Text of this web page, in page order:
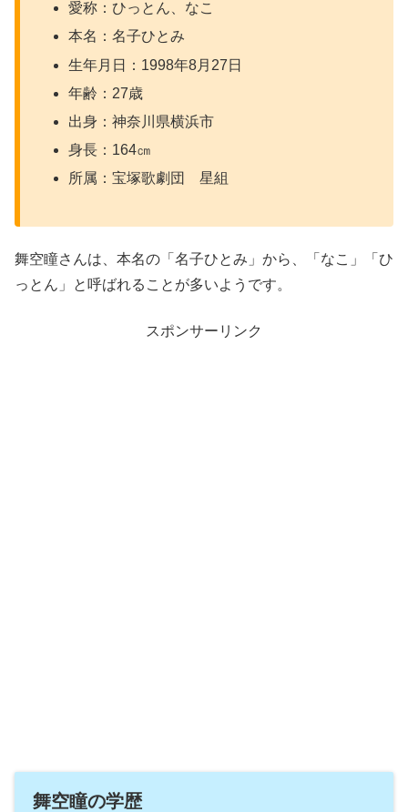
愛称：ひっとん、なこ
本名：名子ひとみ
生年月日：1998年8月27日
年齢：27歳
出身：神奈川県横浜市
身長：164㎝
所属：宝塚歌劇団 星組
舞空瞳さんは、本名の「名子ひとみ」から、「なこ」「ひ
っとん」と呼ばれることが多いようです。
スポンサーリンク
舞空瞳の学歴